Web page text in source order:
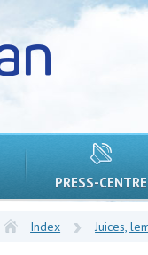
PRESS-CENTRE
Index Juices,